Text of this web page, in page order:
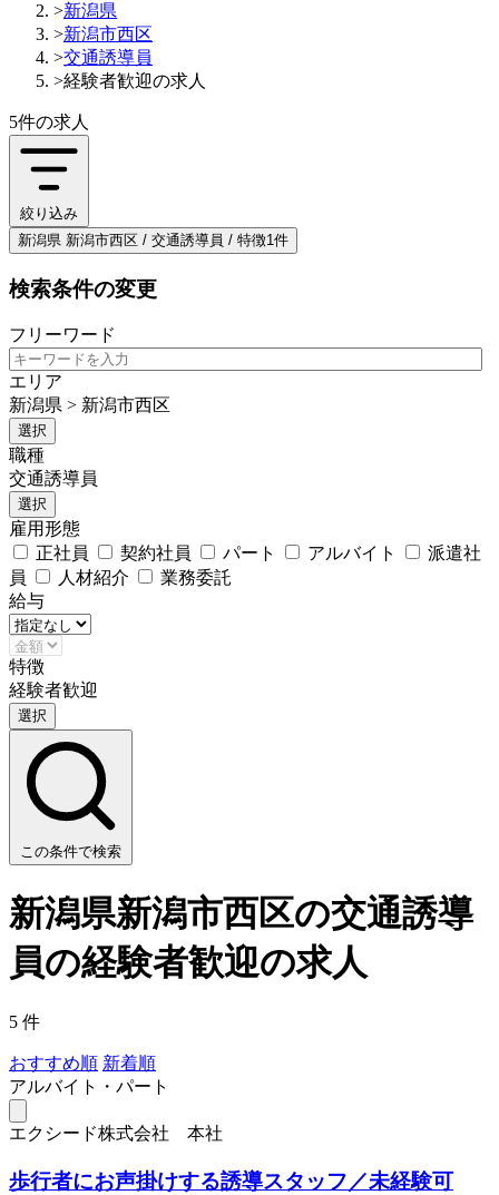
>新潟県
>新潟市西区
>交通誘導員
>経験者歓迎の求人
5件の求人
絞り込み
新潟県 新潟市西区 / 交通誘導員 / 特徴1件
検索条件の変更
フリーワード
エリア
新潟県 > 新潟市西区
選択
職種
交通誘導員
選択
雇用形態
正社員
契約社員 パート アルバイト
派遣社
員
人材紹介
業務委託
給与
特徴
経験者歓迎
選択
この条件で検索
新潟県新潟市西区の交通誘導
員の経験者歓迎の求人
5 件
おすすめ順 新着順
アルバイト・パート
エクシード株式会社 本社
歩行者にお声掛けする誘導スタッフ／未経験可